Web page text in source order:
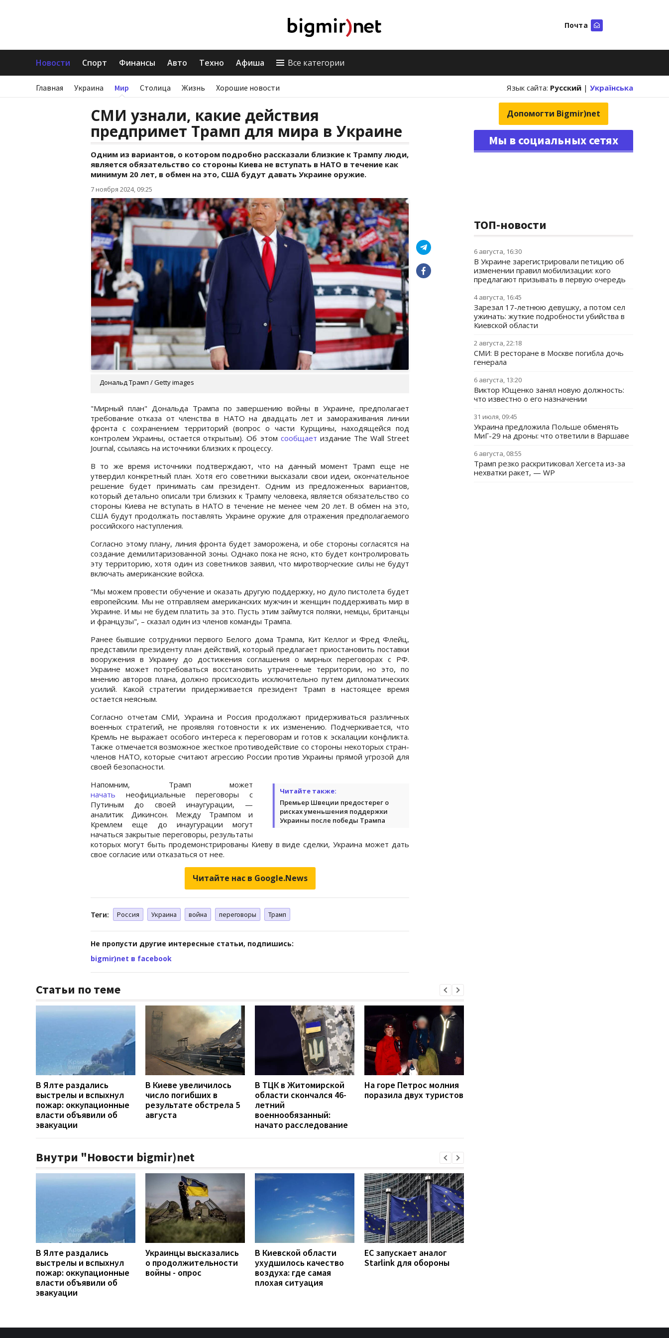
Почта
Новости Спорт Финансы Авто Техно Афиша Все категории
Главная Украина Мир Столица Жизнь Хорошие новости Язык сайта: Русский | Українська
СМИ узнали, какие действия
предпримет Трамп для мира в Украине
Одним из вариантов, о котором подробно рассказали близкие к Трампу люди,
является обязательство со стороны Киева не вступать в НАТО в течение как
минимум 20 лет, в обмен на это, США будут давать Украине оружие.
7 ноября 2024, 09:25
Дональд Трамп / Getty images
"Мирный план" Дональда Трампа по завершению войны в Украине, предполагает
требование отказа от членства в НАТО на двадцать лет и замораживания линии
фронта с сохранением территорий (вопрос о части Курщины, находящейся под
контролем Украины, остается открытым). Об этом сообщает издание The Wall Street
Journal, ссылаясь на источники близких к процессу.
В то же время источники подтверждают, что на данный момент Трамп еще не
утвердил конкретный план. Хотя его советники высказали свои идеи, окончательное
решение будет принимать сам президент. Одним из предложенных вариантов,
который детально описали три близких к Трампу человека, является обязательство со
стороны Киева не вступать в НАТО в течение не менее чем 20 лет. В обмен на это,
США будут продолжать поставлять Украине оружие для отражения предполагаемого
российского наступления.
Согласно этому плану, линия фронта будет заморожена, и обе стороны согласятся на
создание демилитаризованной зоны. Однако пока не ясно, кто будет контролировать
эту территорию, хотя один из советников заявил, что миротворческие силы не будут
включать американские войска.
“Мы можем провести обучение и оказать другую поддержку, но дуло пистолета будет
европейским. Мы не отправляем американских мужчин и женщин поддерживать мир в
Украине. И мы не будем платить за это. Пусть этим займутся поляки, немцы, британцы
и французы", – сказал один из членов команды Трампа.
Ранее бывшие сотрудники первого Белого дома Трампа, Кит Келлог и Фред Флейц,
представили президенту план действий, который предлагает приостановить поставки
вооружения в Украину до достижения соглашения о мирных переговорах с РФ.
Украине может потребоваться восстановить утраченные территории, но это, по
мнению авторов плана, должно происходить исключительно путем дипломатических
усилий. Какой стратегии придерживается президент Трамп в настоящее время
остается неясным.
Согласно отчетам СМИ, Украина и Россия продолжают придерживаться различных
военных стратегий, не проявляя готовности к их изменению. Подчеркивается, что
Кремль не выражает особого интереса к переговорам и готов к эскалации конфликта.
Также отмечается возможное жесткое противодействие со стороны некоторых стран-
членов НАТО, которые считают агрессию России против Украины прямой угрозой для
своей безопасности.
Читайте также:
Премьер Швеции предостерег о
рисках уменьшения поддержки
Украины после победы Трампа
Напомним, Трамп может
начать неофициальные переговоры с
Путиным до своей инаугурации, —
аналитик Дикинсон. Между Трампом и
Кремлем еще до инаугурации могут
начаться закрытые переговоры, результаты
которых могут быть продемонстрированы Киеву в виде сделки, Украина может дать
свое согласие или отказаться от нее.
Читайте нас в Google.News
Теги: Россия Украина война переговоры Трамп
Не пропусти другие интересные статьи, подпишись:
bigmir)net в facebook
Статьи по теме
В Ялте раздались
выстрелы и вспыхнул
пожар: оккупационные
власти объявили об
эвакуации
В Киеве увеличилось
число погибших в
результате обстрела 5
августа
В ТЦК в Житомирской
области скончался 46-
летний
военнообязанный:
начато расследование
На горе Петрос молния
поразила двух туристов
Внутри "Новости bigmir)net
В Ялте раздались
выстрелы и вспыхнул
пожар: оккупационные
власти объявили об
эвакуации
Украинцы высказались
о продолжительности
войны - опрос
В Киевской области
ухудшилось качество
воздуха: где самая
плохая ситуация
ЕС запускает аналог
Starlink для обороны
Допомогти Bigmir)net
Мы в социальных сетях
ТОП-новости
6 августа, 16:30
В Украине зарегистрировали петицию об
изменении правил мобилизации: кого
предлагают призывать в первую очередь
4 августа, 16:45
Зарезал 17-летнюю девушку, а потом сел
ужинать: жуткие подробности убийства в
Киевской области
2 августа, 22:18
СМИ: В ресторане в Москве погибла дочь
генерала
6 августа, 13:20
Виктор Ющенко занял новую должность:
что известно о его назначении
31 июля, 09:45
Украина предложила Польше обменять
МиГ-29 на дроны: что ответили в Варшаве
6 августа, 08:55
Трамп резко раскритиковал Хегсета из-за
нехватки ракет, — WP